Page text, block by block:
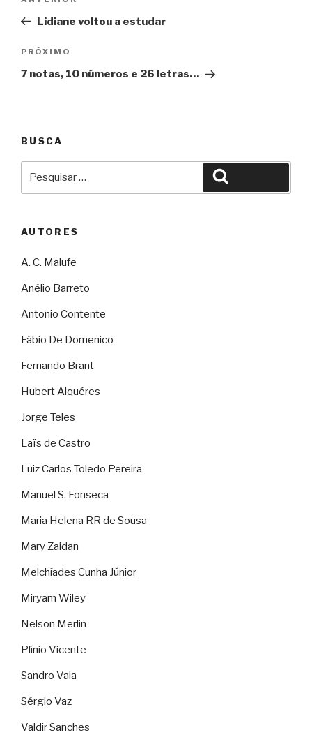
Post
Lidiane voltou a estudar
Próximo
PRÓXIMO
7 notas, 10 números e 26 letras…
BUSCA
AUTORES
A. C. Malufe
Anélio Barreto
Antonio Contente
Fábio De Domenico
Fernando Brant
Hubert Alquéres
Jorge Teles
Laïs de Castro
Luiz Carlos Toledo Pereira
Manuel S. Fonseca
Maria Helena RR de Sousa
Mary Zaidan
Melchíades Cunha Júnior
Miryam Wiley
Nelson Merlin
Plínio Vicente
Sandro Vaia
Sérgio Vaz
Valdir Sanches